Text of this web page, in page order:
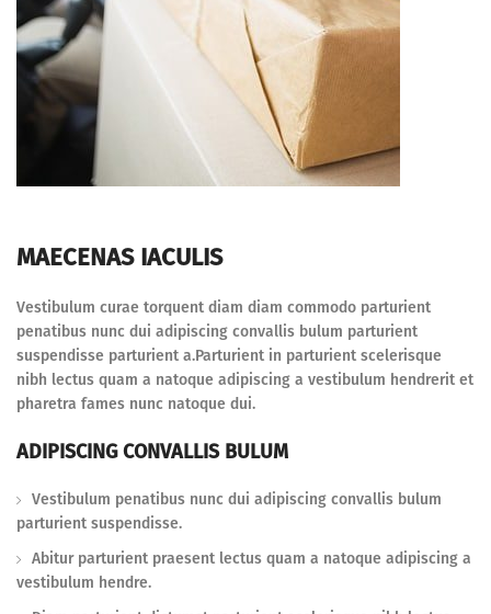
MAECENAS IACULIS
Vestibulum curae torquent diam diam commodo parturient
penatibus nunc dui adipiscing convallis bulum parturient
suspendisse parturient a.Parturient in parturient scelerisque
nibh lectus quam a natoque adipiscing a vestibulum hendrerit et
pharetra fames nunc natoque dui.
ADIPISCING CONVALLIS BULUM
Vestibulum penatibus nunc dui adipiscing convallis bulum
parturient suspendisse.
Abitur parturient praesent lectus quam a natoque adipiscing a
vestibulum hendre.